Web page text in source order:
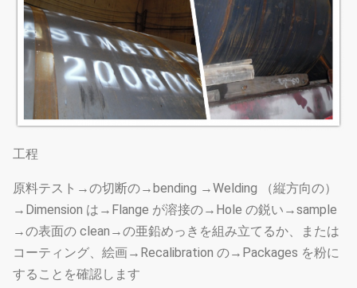
工程
原料テスト→の切断の→bending →Welding （縦方向の）
→Dimension は→Flange が溶接の→Hole の鋭い→sample
→の表面の clean→の亜鉛めっきを組み立てるか、または
コーティング、絵画→Recalibration の→Packages を粉に
することを確認します